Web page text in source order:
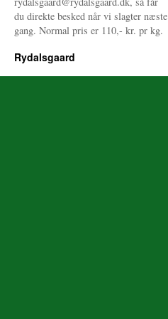
du direkte besked når vi slagter næste
gang. Normal pris er 110,- kr. pr kg.
Rydalsgaard